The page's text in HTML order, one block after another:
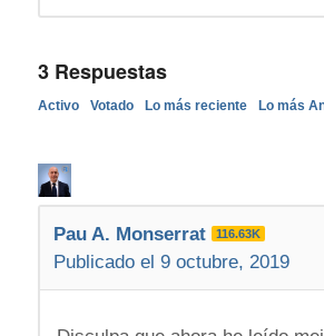
3Respuestas
Activo Votado Lo más reciente Lo más
Pau A. Monserrat 116.63K
Publicado el 9 octubre, 2019